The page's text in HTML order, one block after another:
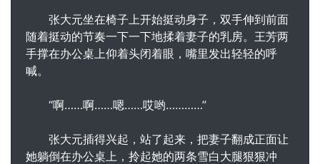
张大元坐在椅子上开始挺动身子，双手伸到前面
随着挺动的节奏一下一下地揉着妻子的乳房。王芳两
手撑在办公桌上仰着头闭着眼，嘴里发出轻轻的呼
喊。
“啊……啊……嗯……哎哟…………”
张大元插得兴起，站了起来，把妻子翻成正面让
她躺倒在办公桌上，拎起她的两条雪白大腿狠狠冲